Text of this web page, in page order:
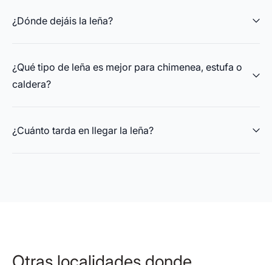
¿Dónde dejáis la leña?
¿Qué tipo de leña es mejor para chimenea, estufa o
caldera?
como encina o mezcla.
¿Cuánto tarda en llegar la leña?